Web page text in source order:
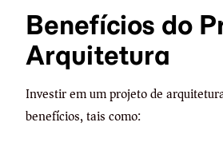
Benefícios do
Arquitetura
Investir em um projeto de
benefícios, tais como: